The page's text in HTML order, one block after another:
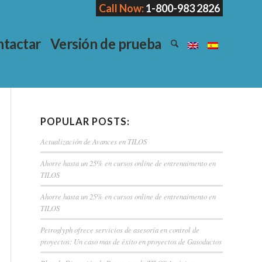
Versión de prueba
Call Now:1-800-983 2826
POPULAR POSTS:
Actualización de Avances en TILOS
Ahorre hasta un 25% en cursos online de entrenaimento en
TILOS
Ahorre hasta un 25% en cursos online de entrenaimento en
TILOS
Petroglyph ofrece servicios de asesoría en control de
proyectos: Un caso mas de éxito en proyectos de Gasoductos